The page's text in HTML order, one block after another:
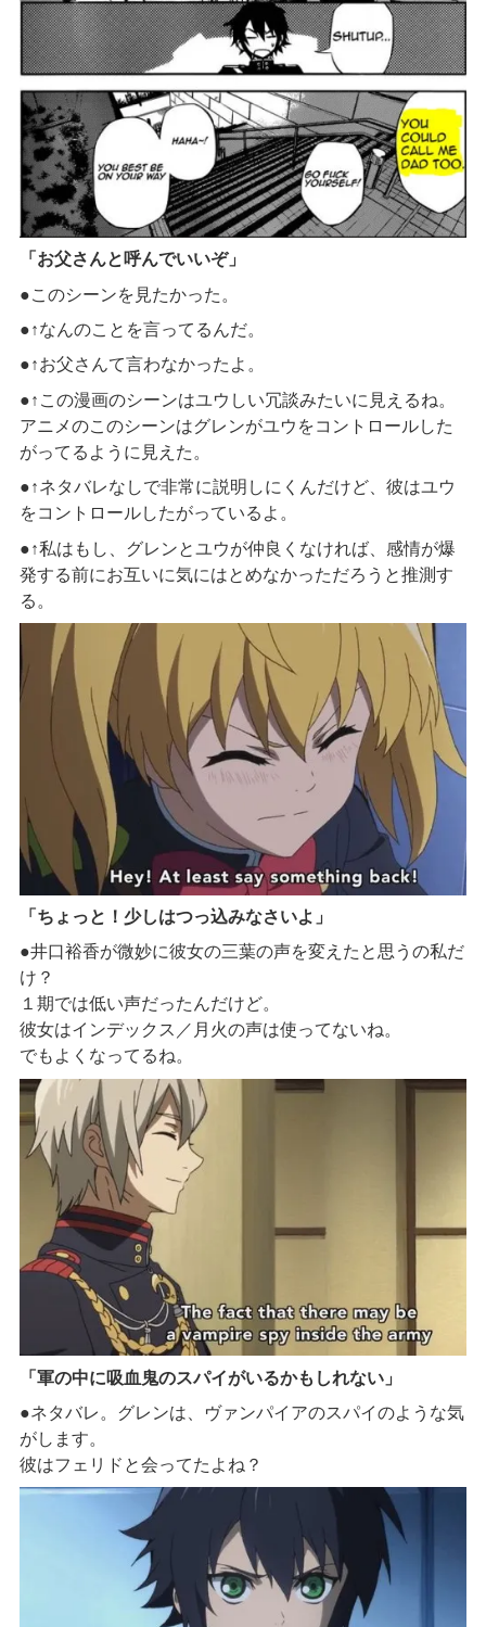
「お父さんと呼んでいいぞ」
●このシーンを見たかった。
●↑なんのことを言ってるんだ。
●↑お父さんて言わなかったよ。
●↑ この漫画のシーンはユウしい冗談みたいに見えるね。
アニメのこのシーンはグレンがユウをコントロールした
がってるように見えた。
●↑ネタバレなしで非常に説明しにくんだけど、彼はユウ
をコントロールしたがっているよ。
●↑私はもし、グレンとユウが仲良くなければ、感情が爆
発する前にお互いに気にはとめなかっただろうと推測す
る。
「ちょっと！少しはつっ込みなさいよ」
●井口裕香が微妙に彼女の三葉の声を変えたと思うの私だ
け？
１期では低い声だったんだけど。
彼女はインデックス／月火の声は使ってないね。
でもよくなってるね。
「軍の中に吸血鬼のスパイがいるかもしれない」
●ネタバレ。グレンは、ヴァンパイアのスパイのような気
がします。
彼はフェリドと会ってたよね？